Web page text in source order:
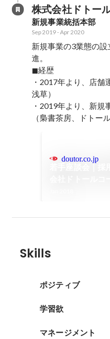
株式会社ドトー
新規事業統括本部
Sep 2019-Apr 2020
新規事業の3業態の
進。
◼︎経歴
・2017年より、店舗
浅草）
・2019年より、新
（梟書茶房、ドトー
doutor.co.jp
Skills
ポジティブ
学習欲
マネージメント